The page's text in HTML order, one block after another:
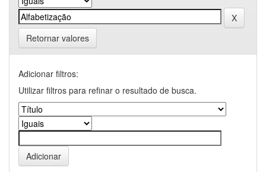
Retornar valores
Adicionar filtros:
Utilizar filtros para refinar o resultado de busca.